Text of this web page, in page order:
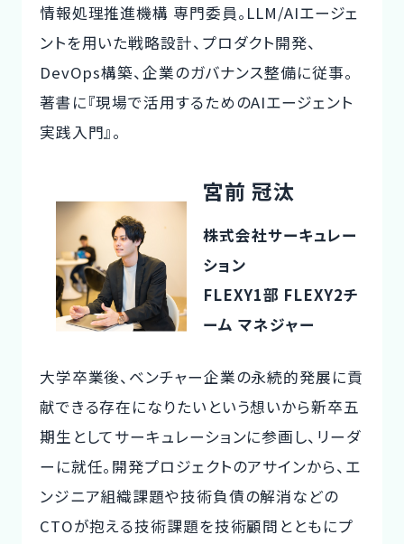
情報処理推進機構 専門委員。LLM/AIエージェ
ントを用いた戦略設計、プロダクト開発、
DevOps構築、企業のガバナンス整備に従事。
著書に『現場で活用するためのAIエージェント
実践入門』。
宮前 冠汰
株式会社サーキュレー
ション
FLEXY1部 FLEXY2チ
ーム マネジャー
大学卒業後、ベンチャー企業の永続的発展に貢
献できる存在になりたいという想いから新卒五
期生としてサーキュレーションに参画し、リーダ
ーに就任。開発プロジェクトのアサインから、エ
ンジニア組織課題や技術負債の解消などの
CTOが抱える技術課題を技術顧問とともにプ